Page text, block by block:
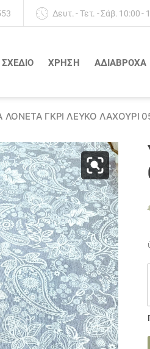
Δευτ. - Τετ. - Σάβ. 10:00 -
ΣΧΕΔΙΟ ΧΡΗΣΗ ΑΔΙΆΒΡΟΧΑ
ΓΚΡΊ ΛΕΥΚΌ ΛΑΧΟΎΡΙ